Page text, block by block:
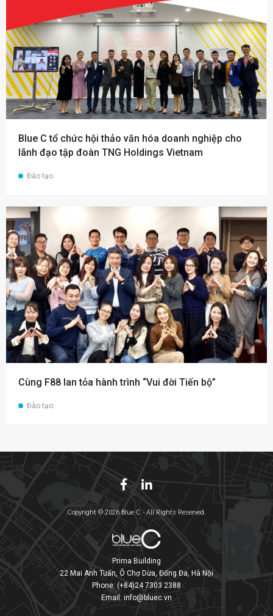
Blue C tổ chức hội thảo văn hóa doanh nghiệp cho
lãnh đạo tập đoàn TNG Holdings Vietnam
Đào tạo
Cùng F88 lan tỏa hành trình “Vui đời Tiến bộ”
Đào tạo
Copyright © 2026 Blue C - All Rights Reserved.
Prima Building
22 Mai Anh Tuấn, Ô Chợ Dừa, Đống Đa, Hà Nội
Phone: (+84)24 7303 2388
Email: info@bluec.vn